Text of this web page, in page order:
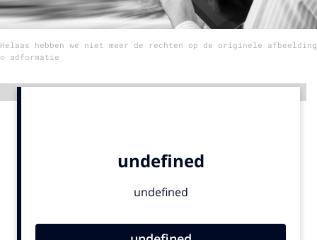
9 sept: GenAI-training
12 nov: MarketingLive!
Adverteren
Helaas hebben we niet meer de rechten op de originele afbeelding
© adformatie